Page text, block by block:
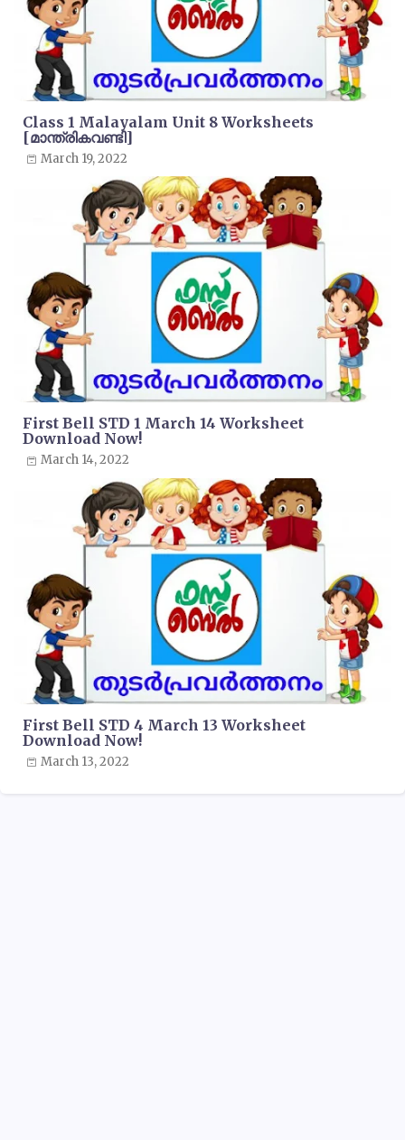
Class 1 Malayalam Unit 8 Worksheets
[മാന്ത്രികവണ്ടി]
March 19, 2022
First Bell STD 1 March 14 Worksheet
Download Now!
March 14, 2022
First Bell STD 4 March 13 Worksheet
Download Now!
March 13, 2022